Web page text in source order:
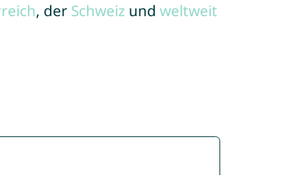
, der Schweiz und weltweit